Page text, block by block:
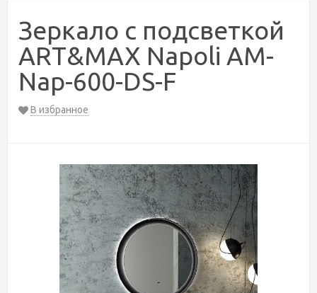
Зеркало с подсветкой
ART&MAX Napoli AM-
Nap-600-DS-F
В избранное